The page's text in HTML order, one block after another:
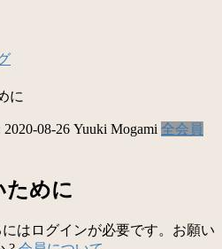
に
2020-08-26 Yuuki Mogami 全会員
ために
はログインが必要です。お願い